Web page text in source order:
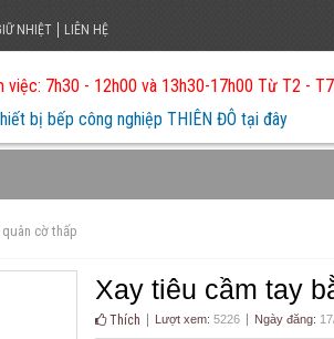
NHIỆT LIÊN HỆ
việc: 7h30 - 12h00 và 13h30-17h00 Từ T2 - T7
bị bếp công nghiệp THIÊN ĐÔ tại đây
cờ thấp
Xay tiêu cầm tay
Thích Lượt xem: 5226 Ngày đăng: